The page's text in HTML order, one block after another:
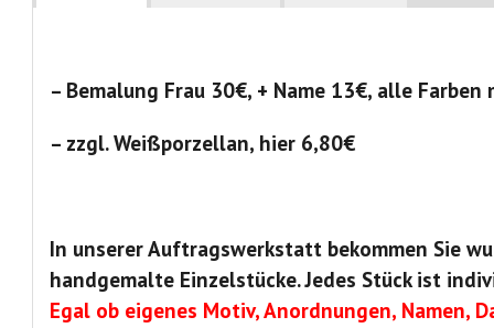
– Bemalung Frau 30€, + Name 13€, alle Farben
– zzgl. Weißporzellan, hier 6,80€
In unserer Auftragswerkstatt bekommen Sie
handgemalte Einzelstücke. Jedes Stück ist
Egal ob eigenes Motiv, Anordnungen, Namen,